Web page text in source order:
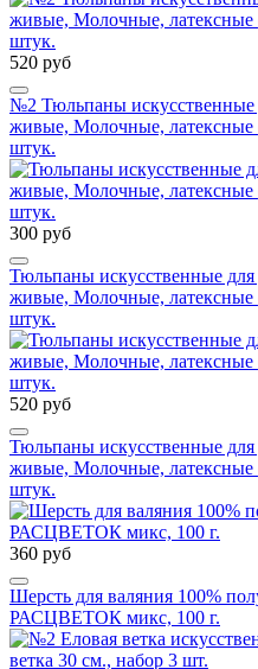
520 руб
№2 Тюльпаны искусственные
живые, Молочные, латексные
штук.
300 руб
Тюльпаны искусственные для
живые, Молочные, латексные
штук.
520 руб
Тюльпаны искусственные для
живые, Молочные, латексные
штук.
360 руб
Шерсть для валяния 100%
РАСЦВЕТОК микс, 100 г.